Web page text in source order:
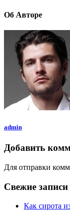
Об Авторе
admin
Добавить
Для отправки
Свежие записи
Как сирота